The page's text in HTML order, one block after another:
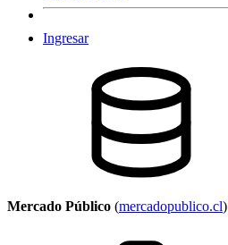
Ingresar
Mercado Público (mercadopublico.cl)